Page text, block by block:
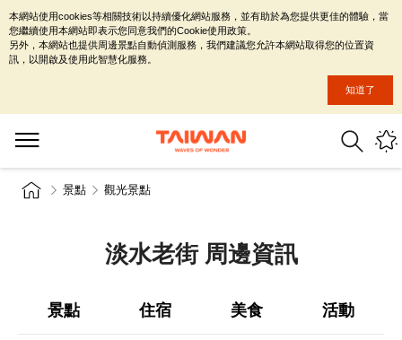
景點 觀光景點
淡水老街 周邊資訊
景點 住宿 美食 活動
本網站使用cookies等相關技術以持續優化網站服務，並有助於為您提供更佳的體驗，當
您繼續使用本網站即表示您同意我們的Cookie使用政策。
另外，本網站也提供周邊景點自動偵測服務，我們建議您允許本網站取得您的位置資
訊，以開啟及使用此智慧化服務。
知道了